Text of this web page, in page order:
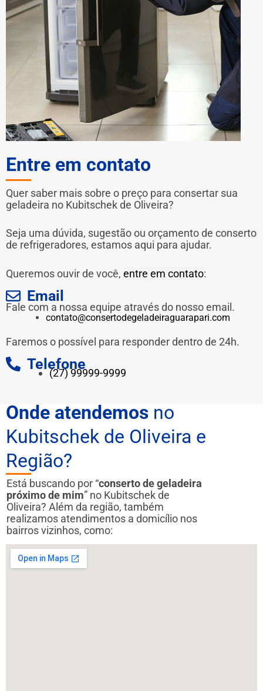
Entre em contato
Quer saber mais sobre o preço para consertar sua
geladeira no Kubitschek de Oliveira?
Seja uma dúvida, sugestão ou orçamento de conserto
de refrigeradores, estamos aqui para ajudar.
Queremos ouvir de você, entre em contato:
Email
Fale com a nossa equipe através do nosso email.
contato@consertodegeladeiraguarapari.com
Faremos o possível para responder dentro de 24h.
Telefone
(27) 99999-9999
Onde atendemos no
Kubitschek de Oliveira e
Região?
Está buscando por “conserto de geladeira
próximo de mim” no Kubitschek de
Oliveira? Além da região, também
realizamos atendimentos a domicílio nos
bairros vizinhos, como: